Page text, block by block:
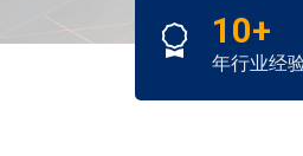
10+
年行业经